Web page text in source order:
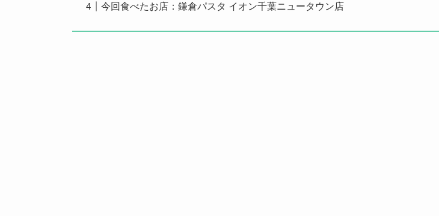
今回食べたお店：鎌倉パスタ イオン千葉ニュータウン店